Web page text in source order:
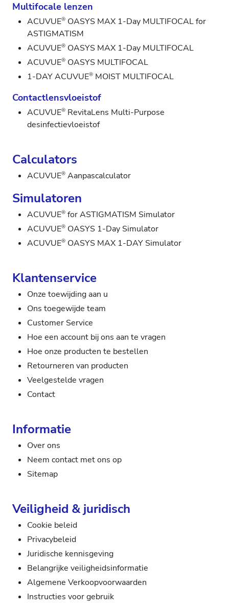
Multifocale lenzen
ACUVUE® OASYS MAX 1-Day MULTIFOCAL for
ASTIGMATISM
ACUVUE® OASYS MAX 1-Day MULTIFOCAL
ACUVUE® OASYS MULTIFOCAL
1-DAY ACUVUE® MOIST MULTIFOCAL
Contactlensvloeistof
ACUVUE® RevitaLens Multi-Purpose
desinfectievloeistof
Calculators
ACUVUE® Aanpascalculator
Simulatoren
ACUVUE® for ASTIGMATISM Simulator
ACUVUE® OASYS 1-Day Simulator
ACUVUE® OASYS MAX 1-DAY Simulator
Klantenservice
Onze toewijding aan u
Ons toegewijde team
Customer Service
Hoe een account bij ons aan te vragen
Hoe onze producten te bestellen
Retourneren van producten
Veelgestelde vragen
Contact
Informatie
Over ons
Neem contact met ons op
Sitemap
Veiligheid & juridisch
Cookie beleid
Privacybeleid
Juridische kennisgeving
Belangrijke veiligheidsinformatie
Algemene Verkoopvoorwaarden
Instructies voor gebruik